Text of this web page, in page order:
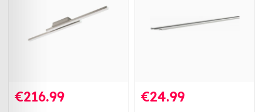
€216.99 €24.99